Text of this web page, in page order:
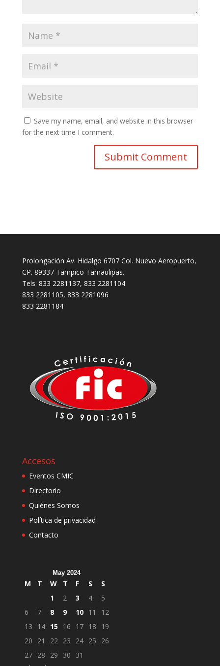
Save my name, email, and website in this browser
for the next time I comment.
Prolongación Av. Hidalgo 6707 Col. Nuevo Aeropuerto,
CP. 89337 Tampico Tamaulipas.
Tels: 833 2281137, 833 2281104
833 2281105, 833 2281096
833 2281184
Accesos
Eventos CMIC
Directorio
Quiénes Somos
Política de privacidad
Contacto
May 2024
M T W T F S
S
1
2 3 4
5
6
7 8 9 10 11
12
13
14 15 16 17 18
19
20
21 22 23 24 25
26
27 28 29 30
31